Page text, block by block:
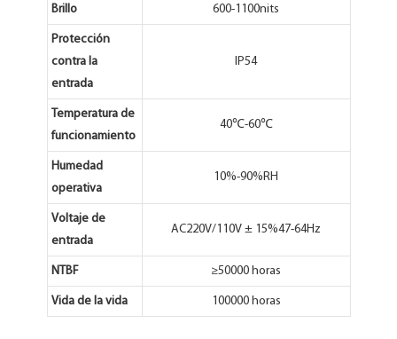
Brillo 600-1100nits
Protección
contra la
entrada
IP54
Temperatura de
funcionamiento
40℃-60℃
Humedad
operativa
10%-90%RH
Voltaje de
entrada
AC220V/110V ± 15%47-64Hz
NTBF ≥50000 horas
Vida de la vida 100000 horas